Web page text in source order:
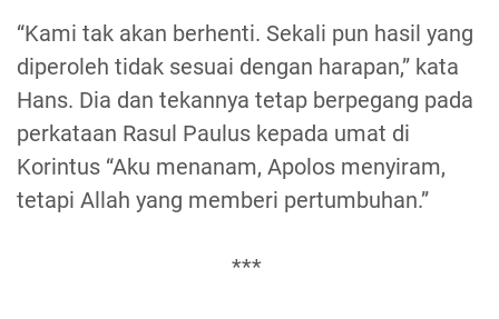
“Kami tak akan berhenti. Sekali pun hasil yang
diperoleh tidak sesuai dengan harapan,” kata
Hans. Dia dan tekannya tetap berpegang pada
perkataan Rasul Paulus kepada umat di
Korintus “Aku menanam, Apolos menyiram,
tetapi Allah yang memberi pertumbuhan.”
***